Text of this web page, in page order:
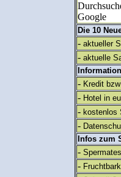
Google
Die 10
- aktueller
- aktuelle
- Kredit
- Hotel in
- kostenlos
-
Infos zum
-
-